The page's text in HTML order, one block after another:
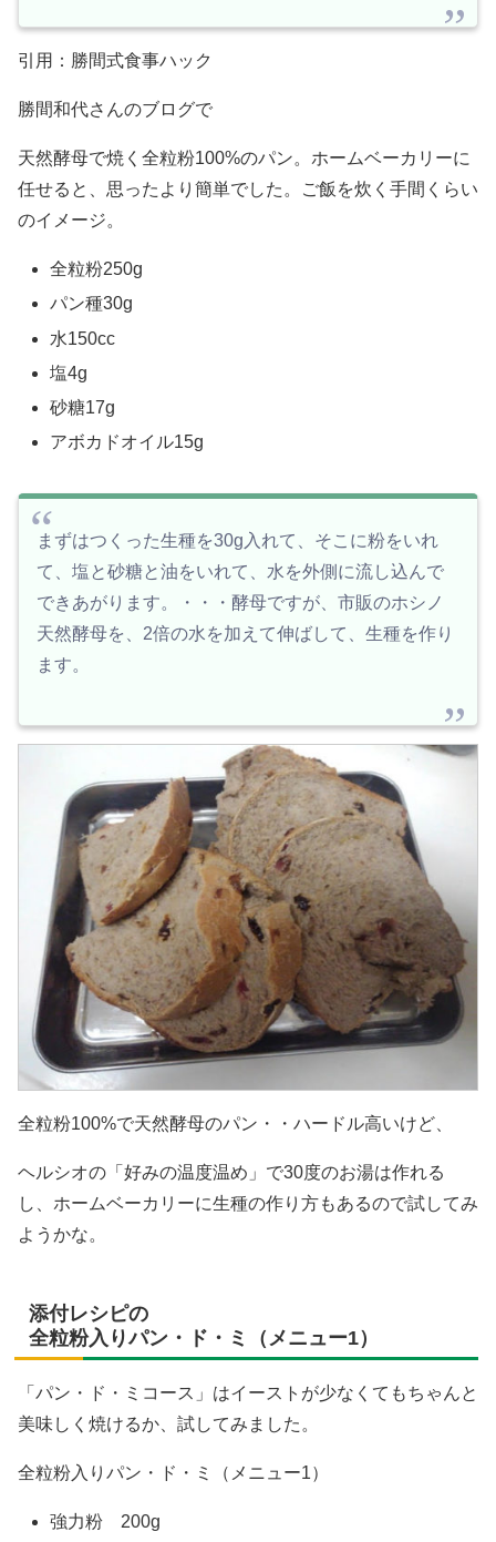
引用：勝間式食事ハック
勝間和代さんのブログで
天然酵母で焼く全粒粉100%のパン。ホームベーカリーに
任せると、思ったより簡単でした。ご飯を炊く手間くらい
のイメージ。
全粒粉250g
パン種30g
水150cc
塩4g
砂糖17g
アボカドオイル15g
まずはつくった生種を30g入れて、そこに粉をいれ
て、塩と砂糖と油をいれて、水を外側に流し込んで
できあがります。・・・酵母ですが、市販のホシノ
天然酵母を、2倍の水を加えて伸ばして、生種を作り
ます。
全粒粉100%で天然酵母のパン・・ハードル高いけど、
ヘルシオの「好みの温度温め」で30度のお湯は作れる
し、ホームベーカリーに生種の作り方もあるので試してみ
ようかな。
添付レシピの
全粒粉入りパン・ド・ミ（メニュー1）
「パン・ド・ミコース」はイーストが少なくてもちゃんと
美味しく焼けるか、試してみました。
全粒粉入りパン・ド・ミ（メニュー1）
強力粉 200g